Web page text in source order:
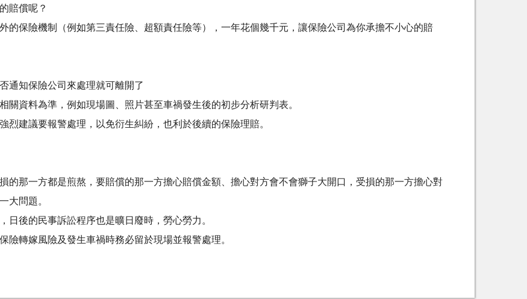
賠償呢？
的保險機制（例如第三責任險、超額責任險等），一年花個幾千元，讓保險公司為你承擔不小心的賠
通知保險公司來處理就可離開了
關資料為準，例如現場圖、照片甚至車禍發生後的初步分析研判表。
烈建議要報警處理，以免衍生糾紛，也利於後續的保險理賠。
的那一方都是煎熬，要賠償的那一方擔心賠償金額、擔心對方會不會獅子大開口，受損的那一方擔心對
大問題。
日後的民事訴訟程序也是曠日廢時，勞心勞力。
險轉嫁風險及發生車禍時務必留於現場並報警處理。